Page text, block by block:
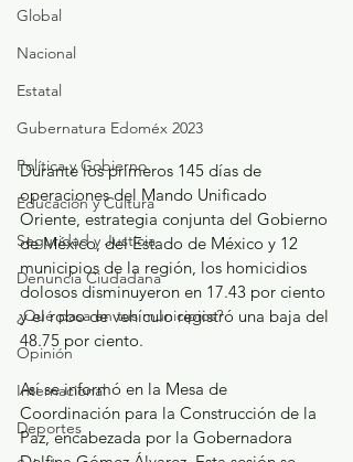
Global
Nacional
Estatal
Gubernatura Edoméx 2023
Política y Gobierno
Educación y Cultura
Seguridad y Justicia
Denuncia Ciudadana
¿Qué pasa en tus municipios?
Opinión
Internacional
Deportes
Durante los primeros 145 días de
operaciones del Mando Unificado
Oriente, estrategia conjunta del Gobierno
de México, del Estado de México y 12
municipios de la región, los homicidios
dolosos disminuyeron en 17.43 por ciento
y el robo de vehículo registró una baja del
48.75 por ciento.
Así se informó en la Mesa de
Coordinación para la Construcción de la
Paz, encabezada por la Gobernadora